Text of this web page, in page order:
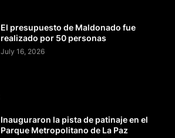
El presupuesto de Maldonado fue
realizado por 50 personas
July 16, 2026
Inauguraron la pista de patinaje en el
Parque Metropolitano de La Paz